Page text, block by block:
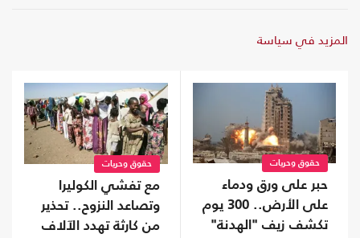
المزيد في سياسة
حقوق وحريات
حبر على ورق ودماء
على الأرض.. 300 يوم
تكشف زيف "الهدنة"
حقوق وحريات
مع تفشي الكوليرا
وتصاعد النزوح.. تحذير
من كارثة تهدد الآلاف